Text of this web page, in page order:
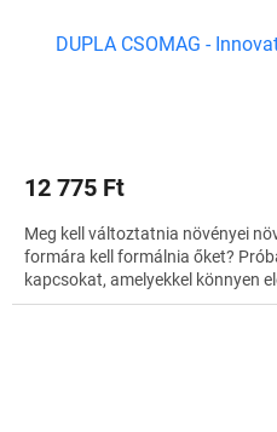
DUPLA CSOMAG -
12 775 Ft
Meg kell változtatnia növényei
formára kell formálnia őket?
kapcsokat, amelyekkel könnyen